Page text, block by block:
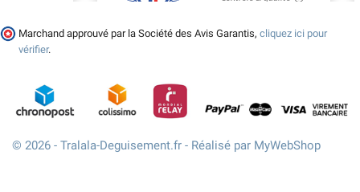
Marchand approuvé par la Société des Avis Garantis, cliquez ici pour
vérifier.
© 2026 - Tralala-Deguisement.fr - Réalisé par MyWebShop